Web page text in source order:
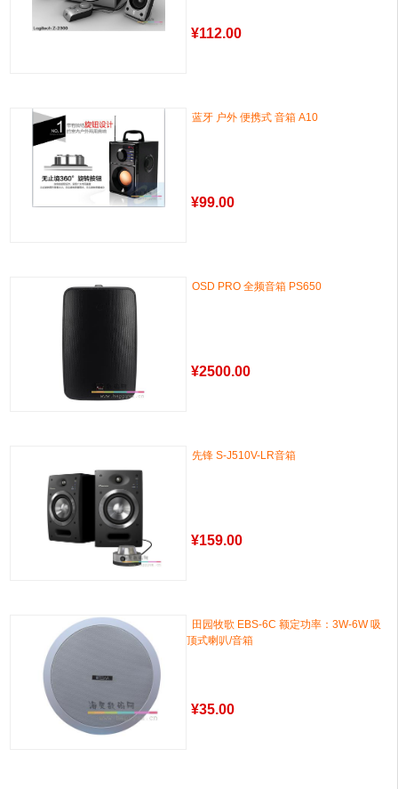
¥112.00
蓝牙 户外 便携式 音箱 A10
¥99.00
OSD PRO 全频音箱 PS650
¥2500.00
先锋 S-J510V-LR音箱
¥159.00
田园牧歌 EBS-6C 额定功率：3W-6W 吸
顶式喇叭/音箱
¥35.00